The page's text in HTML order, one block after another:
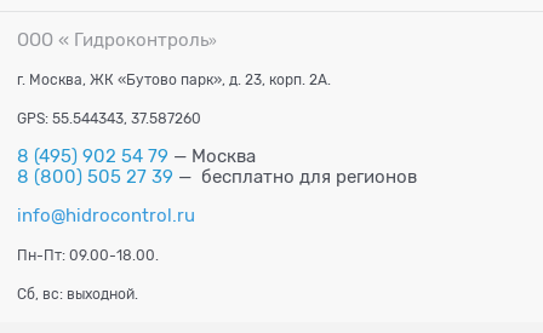
ООО « Гидроконтроль»
г. Москва, ЖК «Бутово парк», д. 23, корп. 2А.
GPS: 55.544343, 37.587260
8 (495) 902 54 79 — Москва
8 (800) 505 27 39 — бесплатно для регионов
info@hidrocontrol.ru
Пн-Пт: 09.00-18.00.
Сб, вс: выходной.